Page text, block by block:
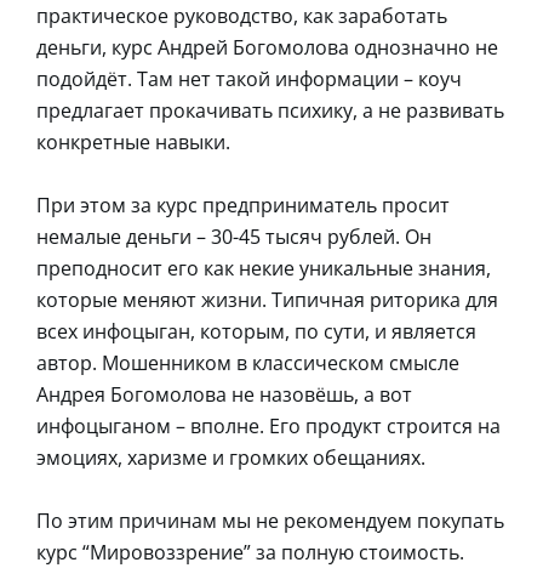
практическое руководство, как заработать
деньги, курс Андрей Богомолова однозначно не
подойдёт. Там нет такой информации – коуч
предлагает прокачивать психику, а не развивать
конкретные навыки.
При этом за курс предприниматель просит
немалые деньги – 30-45 тысяч рублей. Он
преподносит его как некие уникальные знания,
которые меняют жизни. Типичная риторика для
всех инфоцыган, которым, по сути, и является
автор. Мошенником в классическом смысле
Андрея Богомолова не назовёшь, а вот
инфоцыганом – вполне. Его продукт строится на
эмоциях, харизме и громких обещаниях.
По этим причинам мы не рекомендуем покупать
курс “Мировоззрение” за полную стоимость.